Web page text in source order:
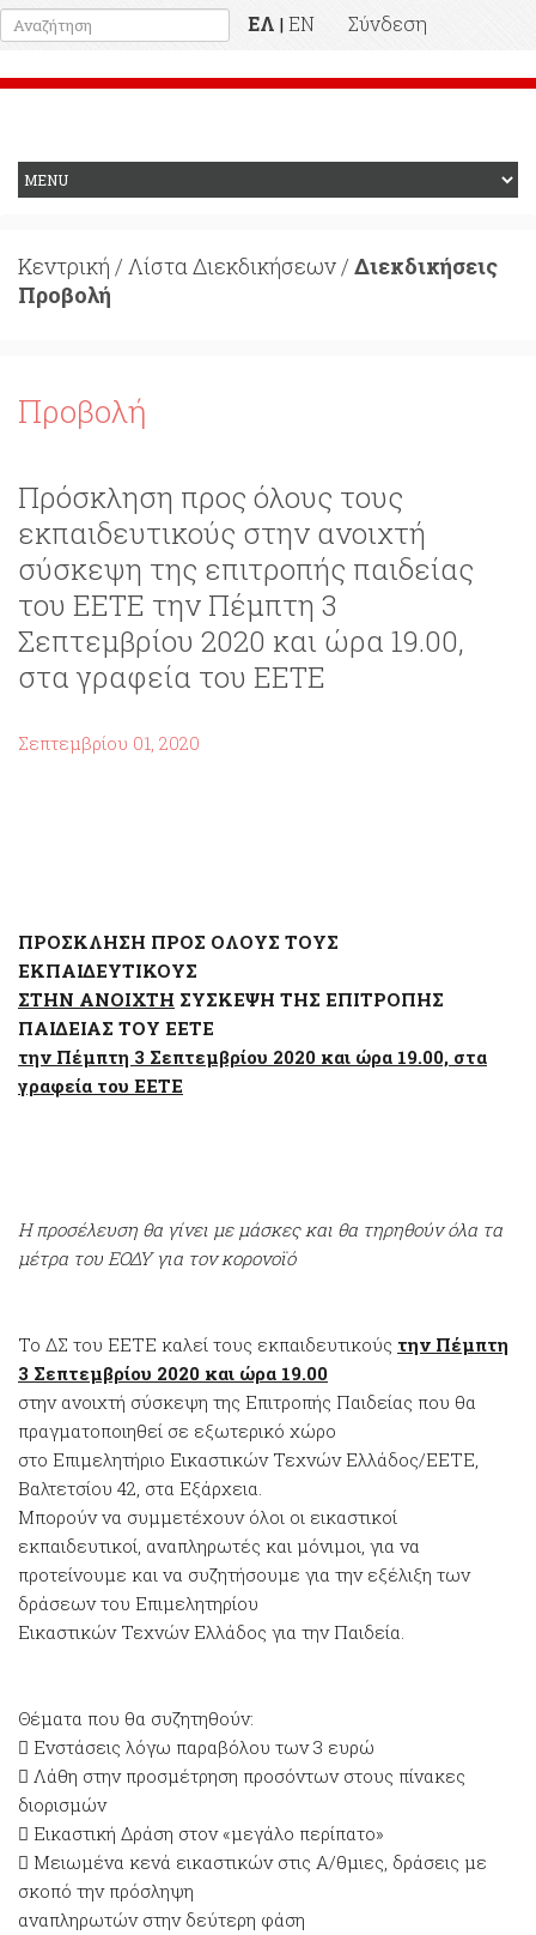
ΕΛ | EN
Σύνδεση
Κεντρική / Λίστα Διεκδικήσεων/ Διεκδικήσεις
Προβολή
Προβολή
Πρόσκληση προς όλους τους
εκπαιδευτικούς στην ανοιχτή
σύσκεψη της επιτροπής παιδείας
του ΕΕΤΕ την Πέμπτη 3
Σεπτεμβρίου 2020 και ώρα 19.00,
στα γραφεία του ΕΕΤΕ
Σεπτεμβρίου 01, 2020
ΠΡΟΣΚΛΗΣΗ ΠΡΟΣ ΟΛΟΥΣ ΤΟΥΣ
ΕΚΠΑΙΔΕΥΤΙΚΟΥΣ
ΣΤΗΝ ΑΝΟΙΧΤΗ ΣΥΣΚΕΨΗ ΤΗΣ ΕΠΙΤΡΟΠΗΣ
ΠΑΙΔΕΙΑΣ ΤΟΥ ΕΕΤΕ
την Πέμπτη 3 Σεπτεμβρίου 2020 και ώρα 19.00, στα
γραφεία του ΕΕΤΕ
Η προσέλευση θα γίνει με μάσκες και θα τηρηθούν όλα τα
μέτρα του ΕΟΔΥ για τον κορονοϊό
Το ΔΣ του ΕΕΤΕ καλεί τους εκπαιδευτικούς την Πέμπτη
3 Σεπτεμβρίου 2020 και ώρα 19.00
στην ανοιχτή σύσκεψη της Επιτροπής Παιδείας που θα
πραγματοποιηθεί σε εξωτερικό χώρο
στο Επιμελητήριο Εικαστικών Τεχνών Ελλάδος/ΕΕΤΕ,
Βαλτετσίου 42, στα Εξάρχεια.
Μπορούν να συμμετέχουν όλοι οι εικαστικοί
εκπαιδευτικοί, αναπληρωτές και μόνιμοι, για να
προτείνουμε και να συζητήσουμε για την εξέλιξη των
δράσεων του Επιμελητηρίου
Εικαστικών Τεχνών Ελλάδος για την Παιδεία.
Θέματα που θα συζητηθούν:
 Ενστάσεις λόγω παραβόλου των 3 ευρώ
 Λάθη στην προσμέτρηση προσόντων στους πίνακες
διορισμών
 Εικαστική Δράση στον «μεγάλο περίπατο»
 Mειωμένα κενά εικαστικών στις Α/θμιες, δράσεις με
σκοπό την πρόσληψη
αναπληρωτών στην δεύτερη φάση